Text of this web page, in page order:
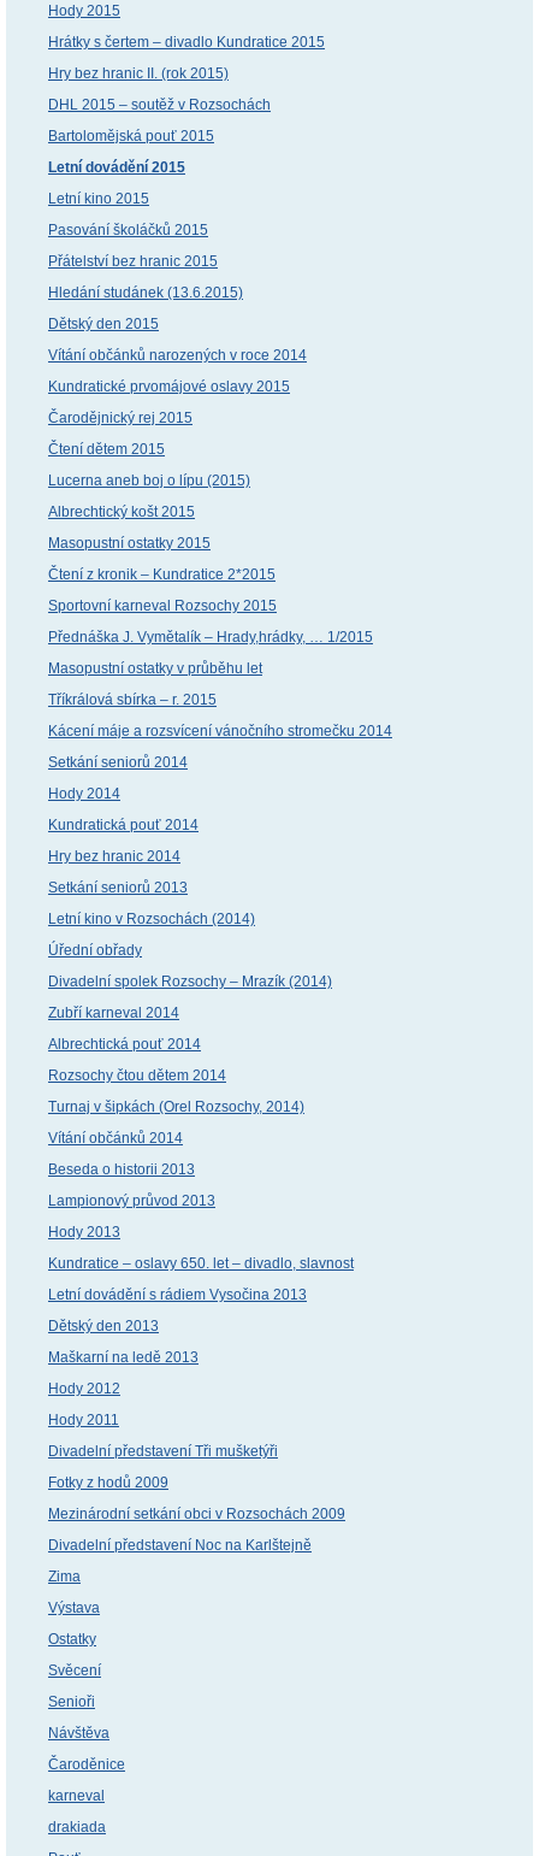
Hody 2015
Hrátky s čertem – divadlo Kundratice 2015
Hry bez hranic II. (rok 2015)
DHL 2015 – soutěž v Rozsochách
Bartolomějská pouť 2015
Letní dovádění 2015
Letní kino 2015
Pasování školáčků 2015
Přátelství bez hranic 2015
Hledání studánek (13.6.2015)
Dětský den 2015
Vítání občánků narozených v roce 2014
Kundratické prvomájové oslavy 2015
Čarodějnický rej 2015
Čtení dětem 2015
Lucerna aneb boj o lípu (2015)
Albrechtický košt 2015
Masopustní ostatky 2015
Čtení z kronik – Kundratice 2*2015
Sportovní karneval Rozsochy 2015
Přednáška J. Vymětalík – Hrady,hrádky, … 1/2015
Masopustní ostatky v průběhu let
Tříkrálová sbírka – r. 2015
Kácení máje a rozsvícení vánočního stromečku 2014
Setkání seniorů 2014
Hody 2014
Kundratická pouť 2014
Hry bez hranic 2014
Setkání seniorů 2013
Letní kino v Rozsochách (2014)
Úřední obřady
Divadelní spolek Rozsochy – Mrazík (2014)
Zubří karneval 2014
Albrechtická pouť 2014
Rozsochy čtou dětem 2014
Turnaj v šipkách (Orel Rozsochy, 2014)
Vítání občánků 2014
Beseda o historii 2013
Lampionový průvod 2013
Hody 2013
Kundratice – oslavy 650. let – divadlo, slavnost
Letní dovádění s rádiem Vysočina 2013
Dětský den 2013
Maškarní na ledě 2013
Hody 2012
Hody 2011
Divadelní představení Tři mušketýři
Fotky z hodů 2009
Mezinárodní setkání obci v Rozsochách 2009
Divadelní představení Noc na Karlštejně
Zima
Výstava
Ostatky
Svěcení
Senioři
Návštěva
Čaroděnice
karneval
drakiada